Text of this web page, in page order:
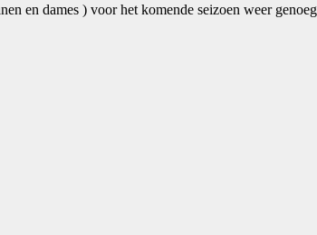
en dames ) voor het komende seizoen weer